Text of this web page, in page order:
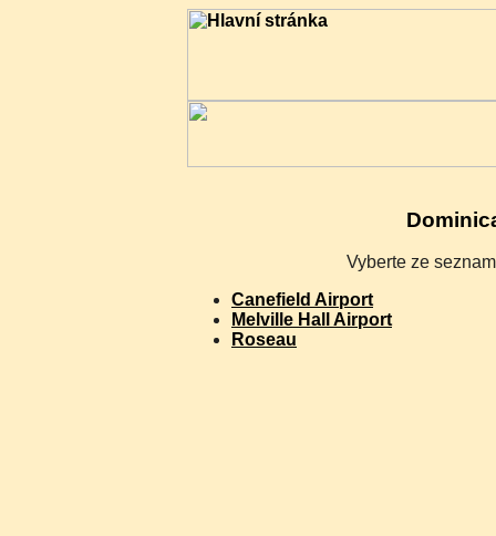
Vyberte ze
Canefield Airport
Melville Hall Airport
Roseau